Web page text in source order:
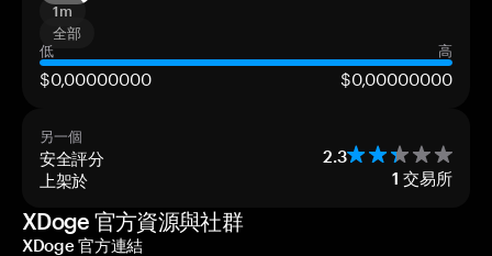
1m
全部
低
高
$0,00000000 $0,00000000
另一個
安全評分 2.3
上架於 1 交易所
XDoge 官方資源與社群
XDoge 官方連結